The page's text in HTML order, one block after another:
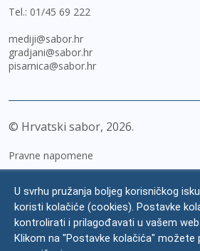
Tel.: 01/45 69 222
mediji@sabor.hr
gradjani@sabor.hr
pisarnica@sabor.hr
© Hrvatski sabor, 2026
Pravne napomene
Zaštita osobnih podataka
Impressum
U svrhu pružanja boljeg korisničkog
koristi kolačiće (cookies). Postavke
kontrolirati i prilagođavati u vašem web
Klikom na "Postavke kolačića" možete